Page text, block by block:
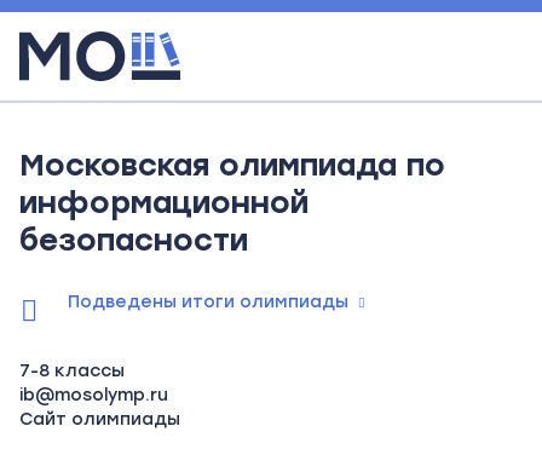
Московская олимпиада по
информационной
безопасности
Подведены итоги олимпиады
7-8 классы
ib@mosolymp.ru
Сайт олимпиады